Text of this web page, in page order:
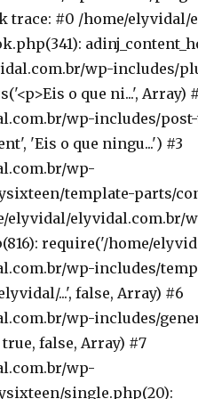
trace: #0 /home/
wp-includes/
o que ni...', Array)
wp-includes/
'Eis o que ningu...') #3
wp-
template-parts/
elyvidal/elyvidal.com.br/
require('/home/
wp-includes/
...', false, Array) #6
wp-includes/
false, Array) #7
wp-
single.php(20):